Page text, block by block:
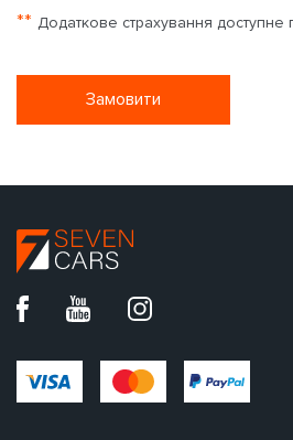
** Додаткове страхування доступне
Замовити